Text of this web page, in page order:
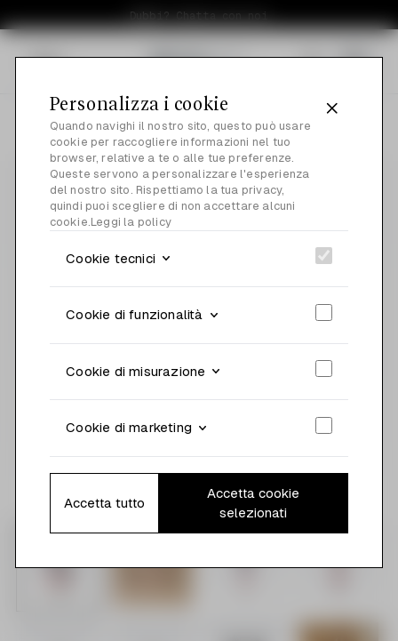
Personalizza i cookie
Quando navighi il nostro sito, questo può usare
cookie per raccogliere informazioni nel tuo
browser, relative a te o alle tue preferenze.
Queste servono a personalizzare l'esperienza
del nostro sito. Rispettiamo la tua privacy,
quindi puoi scegliere di non accettare alcuni
cookie. Leggi la policy
Cookie tecnici
Cookie di funzionalità
Cookie di misurazione
Cookie di marketing
Accetta tutto
Accetta cookie
selezionati
Dubbi? Chatta con noi
Menu 0